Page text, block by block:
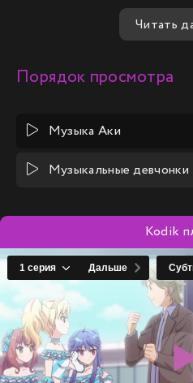
продолжают сражаться за
теряя надежды на лучшее
Читать
Порядок просмотра
Музыка Аки
Музыкальные девчонки
Kodik